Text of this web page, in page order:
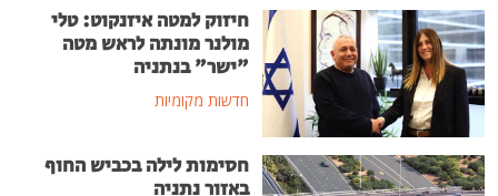
חיזוק למטה איזנקוט: טלי
מולנר מונתה לראש מטה
"ישר" בנתניה
חדשות מקומיות
חסימות לילה בכביש החוף
באזור נתניה